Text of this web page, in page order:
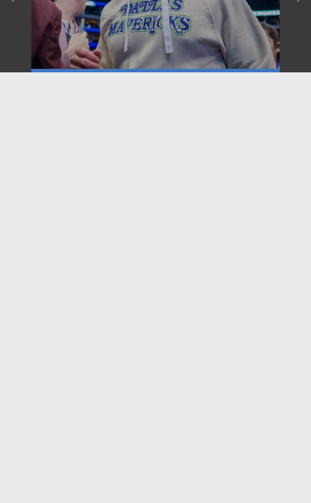
Publié le 27 janvier 2024,
par VisionsMag.